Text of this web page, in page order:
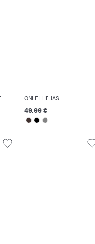
ONLELLIE JAS
49.99 €